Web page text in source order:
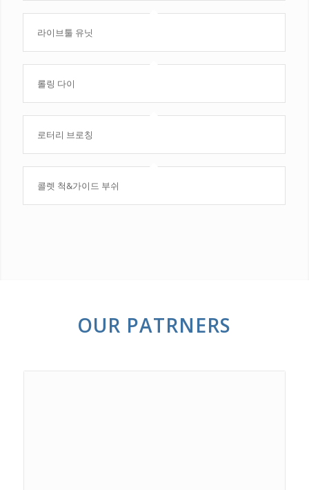
라이브툴 유닛
롤링 다이
로터리 브로칭
콜렛 척&가이드 부쉬
OUR PATRNERS